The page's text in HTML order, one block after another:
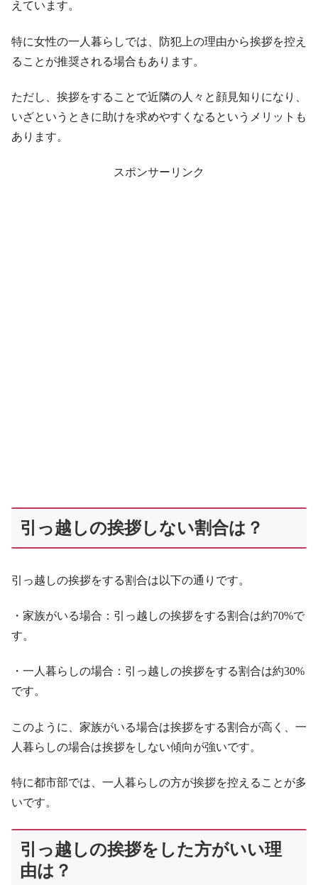
えています。
特に女性の一人暮らしでは、防犯上の理由から挨拶を控え
ることが推奨される場合もあります。
ただし、挨拶をすることで近隣の人々と顔見知りになり、
いざというときに助けを求めやすくなるというメリットも
あります。
スポンサーリンク
引っ越しの挨拶しない割合は？
引っ越しの挨拶をする割合は以下の通りです。
・家族がいる場合：引っ越しの挨拶をする割合は約70%で
す。
・一人暮らしの場合：引っ越しの挨拶をする割合は約30%
です。
このように、家族がいる場合は挨拶をする割合が高く、一
人暮らしの場合は挨拶をしない傾向が強いです。
特に都市部では、一人暮らしの方が挨拶を控えることが多
いです。
引っ越しの挨拶をした方がいい理
由は？